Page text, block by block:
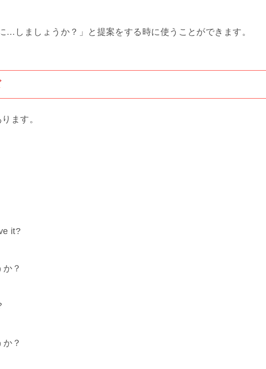
しましょうか？」と提案をする時に使うことができます。
ます。
it?
？
？